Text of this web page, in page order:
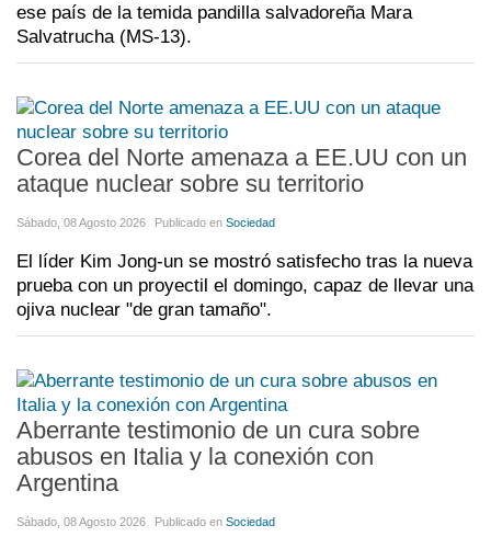
ese país de la temida pandilla salvadoreña Mara
Salvatrucha (MS-13).
Corea del Norte amenaza a EE.UU con un
ataque nuclear sobre su territorio
Sábado, 08 Agosto 2026 Publicado en Sociedad
El líder Kim Jong-un se mostró satisfecho tras la nueva
prueba con un proyectil el domingo, capaz de llevar una
ojiva nuclear "de gran tamaño".
Aberrante testimonio de un cura sobre
abusos en Italia y la conexión con
Argentina
Sábado, 08 Agosto 2026 Publicado en Sociedad